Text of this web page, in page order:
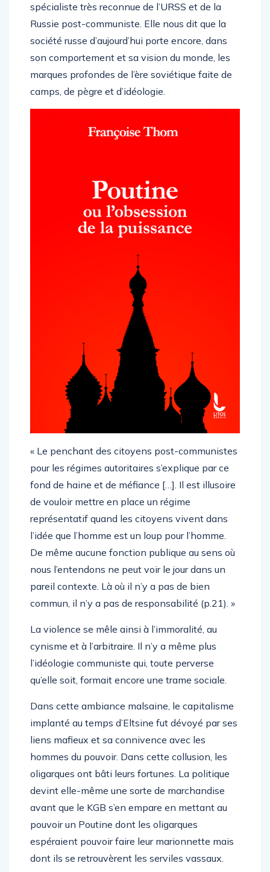
spécialiste très reconnue de l’URSS et de la
Russie post-communiste. Elle nous dit que la
société russe d’aujourd’hui porte encore, dans
son comportement et sa vision du monde, les
marques profondes de l’ère soviétique faite de
camps, de pègre et d’idéologie.
« Le penchant des citoyens post-communistes
pour les régimes autoritaires s’explique par ce
fond de haine et de méfiance […]. Il est illusoire
de vouloir mettre en place un régime
représentatif quand les citoyens vivent dans
l’idée que l’homme est un loup pour l’homme.
De même aucune fonction publique au sens où
nous l’entendons ne peut voir le jour dans un
pareil contexte. Là où il n’y a pas de bien
commun, il n’y a pas de responsabilité (p.21). »
La violence se mêle ainsi à l’immoralité, au
cynisme et à l’arbitraire. Il n’y a même plus
l’idéologie communiste qui, toute perverse
qu’elle soit, formait encore une trame sociale.
Dans cette ambiance malsaine, le capitalisme
implanté au temps d’Eltsine fut dévoyé par ses
liens mafieux et sa connivence avec les
hommes du pouvoir. Dans cette collusion, les
oligarques ont bâti leurs fortunes. La politique
devint elle-même une sorte de marchandise
avant que le KGB s’en empare en mettant au
pouvoir un Poutine dont les oligarques
espéraient pouvoir faire leur marionnette mais
dont ils se retrouvèrent les serviles vassaux.